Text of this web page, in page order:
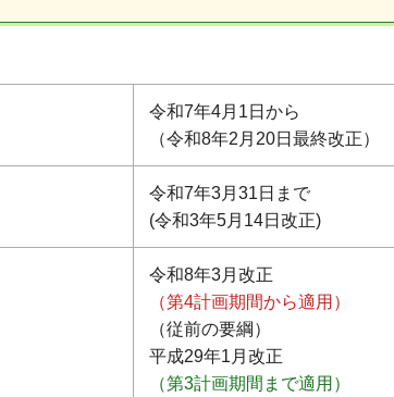
令和7年4月1日から
（令和8年2月20日最終改正）
令和7年3月31日まで
(令和3年5月14日改正)
令和8年3月改正
（第4計画期間から適用）
（従前の要綱）
平成29年1月改正
（第3計画期間まで適用）